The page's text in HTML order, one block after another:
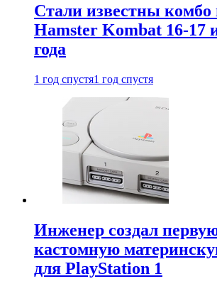
Стали известны
Hamster Kombat 16-17
года
1 год спустя1 год спустя
Инженер создал
кастомную
для PlayStation 1